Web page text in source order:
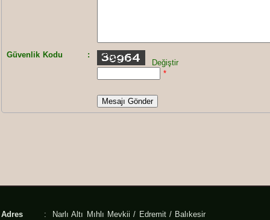
Güvenlik Kodu
:
Değiştir
*
Adres :
Narlı Altı Mıhlı Mevkii / Edremit / Balıkesir